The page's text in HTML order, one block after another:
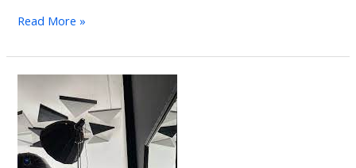
Read More »
إعلانية
في
السعودية